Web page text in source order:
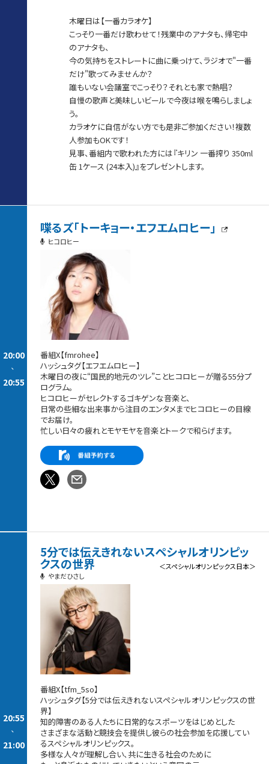
木曜日は【一番カラオケ】
こっそり一番だけ歌わせて！残業中のアナタも、帰宅中
のアナタも、
今の気持ちをストレートに曲に乗っけて、ラジオで"一番
だけ"歌ってみませんか？
誰もいない会議室でこっそり？それとも家で熱唱？
自慢の歌声と美味しいビールで今夜は喉を鳴らしましょ
う。
カラオケに自信がない方でも是非ご参加ください！複数
人参加もOKです！
見事、番組内で歌われた方には『キリン 一番搾り 350ml
缶 1ケース (24本入)』をプレゼントします。
20:00
-
20:55
喋るズ「トーキョー・エフエムロヒー」
ヒコロヒー
番組X【fmrohee】
ハッシュタグ【エフエムロヒー】
木曜日の夜に“国民的地元のツレ”ことヒコロヒーが贈る55分プ
ログラム。
ヒコロヒーがセレクトするゴキゲンな音楽と、
日常の些細な出来事から注目のエンタメまでヒコロヒーの目線
でお届け。
忙しい日々の疲れとモヤモヤを音楽とトークで和らげます。
20:55
-
21:00
5分では伝えきれないスペシャルオリンピッ
クスの世界
＜スペシャルオリンピックス日本＞
やまだひさし
番組X【tfm_5so】
ハッシュタグ【5分では伝えきれないスペシャルオリンピックスの世
界】
知的障害のある人たちに日常的なスポーツをはじめとした
さまざまな活動と競技会を提供し彼らの社会参加を応援してい
るスペシャルオリンピックス。
多様な人々が理解し合い、共に生きる社会のために